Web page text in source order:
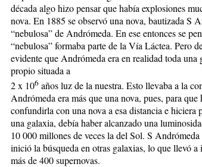
década algo hizo pensar que había explosiones
nova. En 1885 se observó una nova, bautizada S
“nebulosa” de Andrómeda. En ese entonces se
“nebulosa” formaba parte de la Vía Láctea. Pero
evidente que Andrómeda era en realidad toda una
propio situada a
2 x 106 años luz de la nuestra. Esto llevaba a la
Andrómeda era más que una nova, pues, para
confundirla con una nova a esa distancia e hiciera
una galaxia, debía haber alcanzado una
10 000 millones de veces la del Sol. S Andrómeda
inició la búsqueda en otras galaxias, lo que llevó a
más de 400 supernovas.